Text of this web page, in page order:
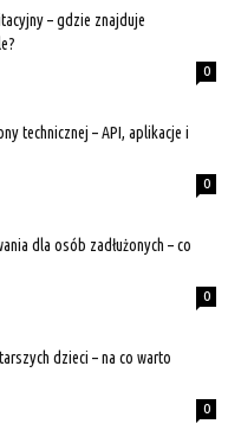
– gdzie znajduje
0
technicznej – API, aplikacje i
0
dla osób zadłużonych – co
0
dzieci – na co warto
0